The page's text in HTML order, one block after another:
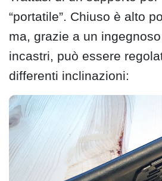
“portatile”. Chiuso è alto
ma, grazie a un
incastri, può essere
differenti inclinazioni: